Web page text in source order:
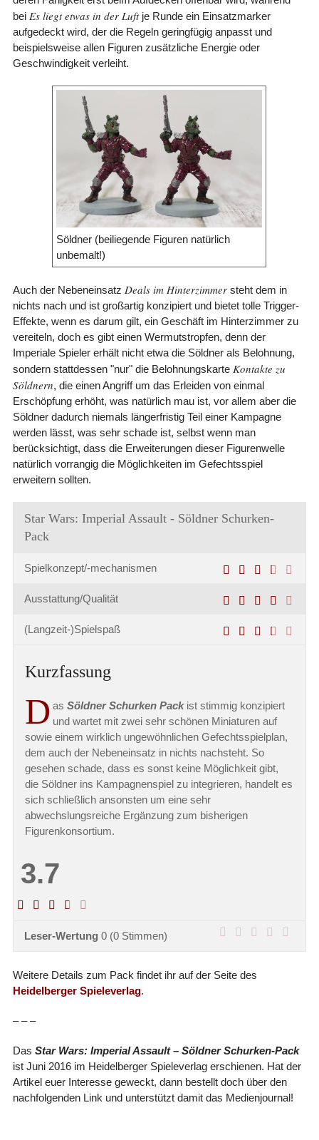
bei Es liegt etwas in der Luftje Runde ein Einsatzmarker
aufgedeckt wird, der die Regeln geringfügig anpasst und
beispielsweise allen Figuren zusätzliche Energie oder
Geschwindigkeit verleiht.
Söldner (beiliegende Figuren natürlich
unbemalt!)
Auch der Nebeneinsatz Deals im Hinterzimmersteht dem in
nichts nach und ist großartig konzipiert und bietet tolle Trigger-
Effekte, wenn es darum gilt, ein Geschäft im Hinterzimmer zu
vereiteln, doch es gibt einen Wermutstropfen, denn der
Imperiale Spieler erhält nicht etwa die Söldner als Belohnung,
sondern stattdessen "nur" die Belohnungskarte Kontakte zu
Söldnern, die einen Angriff um das Erleiden von einmal
Erschöpfung erhöht, was natürlich mau ist, vor allem aber die
Söldner dadurch niemals längerfristig Teil einer Kampagne
werden lässt, was sehr schade ist, selbst wenn man
berücksichtigt, dass die Erweiterungen dieser Figurenwelle
natürlich vorrangig die Möglichkeiten im Gefechtsspiel
erweitern sollten.
Star Wars: Imperial Assault - Söldner Schurken-
Pack
Spielkonzept/-mechanismen
Ausstattung/Qualität
(Langzeit-)Spielspaß
Kurzfassung
D as Söldner Schurken Packist stimmig konzipiert
und wartet mit zwei sehr schönen Miniaturen auf
sowie einem wirklich ungewöhnlichen Gefechtsspielplan,
dem auch der Nebeneinsatz in nichts nachsteht. So
gesehen schade, dass es sonst keine Möglichkeit gibt,
die Söldner ins Kampagnenspiel zu integrieren, handelt es
sich schließlich ansonsten um eine sehr
abwechslungsreiche Ergänzung zum bisherigen
Figurenkonsortium.
3.7
Leser-Wertung 0 (0Stimmen)
Weitere Details zum Pack findet ihr auf der Seite des
Heidelberger Spieleverlag.
– – –
Das Star Wars: Imperial Assault – Söldner Schurken-Pack
ist Juni 2016 im Heidelberger Spieleverlag erschienen. Hat der
Artikel euer Interesse geweckt, dann bestellt doch über den
nachfolgenden Link und unterstützt damit das Medienjournal!